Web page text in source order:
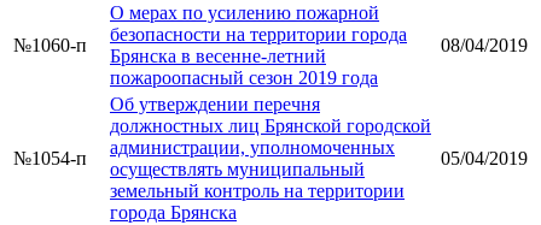
№1060-п
О мерах по усилению пожарной
безопасности на территории города
Брянска в весенне-летний
пожароопасный сезон 2019 года
08/04/2019
№1054-п
Об утверждении перечня
должностных лиц Брянской городской
администрации, уполномоченных
осуществлять муниципальный
земельный контроль на территории
города Брянска
05/04/2019